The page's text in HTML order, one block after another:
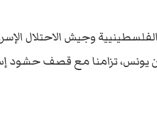
وجيش الاحتلال
تزامنا مع قصف حشود